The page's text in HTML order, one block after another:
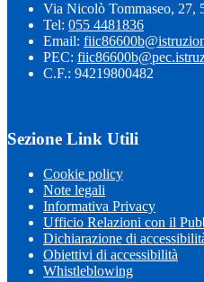
Via Nicolò Tommaseo, 27,
Tel: 055 4481836
Email:
PEC:
C.F.: 94219800482
Sezione Link Utili
Cookie policy
Note legali
Informativa Privacy
Ufficio Relazioni con il
Dichiarazione di
Obiettivi di accessibilità
Whistleblowing